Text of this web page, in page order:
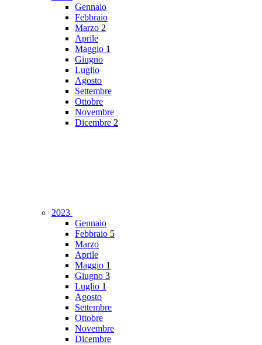
Gennaio
Febbraio
Marzo 2
Aprile
Maggio 1
Giugno
Luglio
Agosto
Settembre
Ottobre
Novembre
Dicembre 2
2023
Gennaio
Febbraio 5
Marzo
Aprile
Maggio 1
Giugno 3
Luglio 1
Agosto
Settembre
Ottobre
Novembre
Dicembre